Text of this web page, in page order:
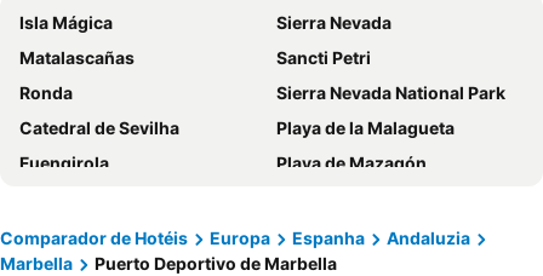
Ona Campanario
TRH Paraiso
Gran Hotel Costa del Sol
Globales Paraiso Beach
Iberostar Selection Marbella Coral Beach
ME Marbella
Occidental Puerto Banús
El Fuerte Marbella
Eurostars Ocean Marbella
Hotel El Faro Marbella
DAOS Suites & Terrace Marbella
Hard Rock Hotel Marbella
Gran Hotel Guadalpin Banus
The Westin La Quinta Golf Resort & Spa, Benahavis, Marbella
Isla Mágica
Sierra Nevada
Matalascañas
Sancti Petri
Ronda
Sierra Nevada National Park
Catedral de Sevilha
Playa de la Malagueta
Fuengirola
Playa de Mazagón
Puerto de Tarifa
Casco Antiguo
Praça de Espanha
Feria de Sevilla
Comparador de Hotéis Europa Espanha
Andaluzia
Marbella
Puerto Deportivo de Marbella